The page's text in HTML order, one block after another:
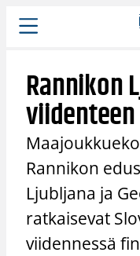
Siirry
sisältöön
Rannikon
Rannikon
Ljubljana ja
ratkaisevat
viidennessä